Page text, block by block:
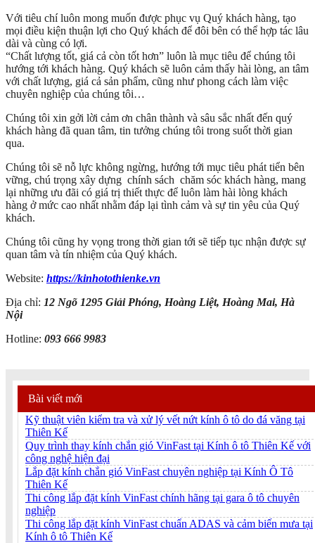
Với tiêu chí luôn mong muốn được phục vụ Quý khách hàng, tạo
mọi điều kiện thuận lợi cho Quý khách để đôi bên có thể hợp tác lâu
dài và cùng có lợi.
“Chất lượng tốt, giá cả còn tốt hơn” luôn là mục tiêu để chúng tôi
hướng tới khách hàng. Quý khách sẽ luôn cảm thấy hài lòng, an tâm
với chất lượng, giá cả sản phẩm, cũng như phong cách làm việc
chuyên nghiệp của chúng tôi…
Chúng tôi xin gởi lời cảm ơn chân thành và sâu sắc nhất đến quý
khách hàng đã quan tâm, tin tưởng chúng tôi trong suốt thời gian
qua.
Chúng tôi sẽ nỗ lực không ngừng, hướng tới mục tiêu phát tiển bên
vững, chú trọng xây dựng chính sách chăm sóc khách hàng, mang
lại những ưu đãi có giá trị thiết thực để luôn làm hài lòng khách
hàng ở mức cao nhất nhằm đáp lại tình cảm và sự tin yêu của Quý
khách.
Chúng tôi cũng hy vọng trong thời gian tới sẽ tiếp tục nhận được sự
quan tâm và tín nhiệm của Quý khách.
Website: https://kinhotothienke.vn
Địa chỉ: 12 Ngõ 1295 Giải Phóng, Hoàng Liệt, Hoàng Mai, Hà
Nội
Hotline: 093 666 9983
Bài viết mới
Kỹ thuật viên kiểm tra và xử lý vết nứt kính ô tô do đá văng tại
Thiên Kế
Quy trình thay kính chắn gió VinFast tại Kính ô tô Thiên Kế với
công nghệ hiện đại
Lắp đặt kính chắn gió VinFast chuyên nghiệp tại Kính Ô Tô
Thiên Kế
Thi công lắp đặt kính VinFast chính hãng tại gara ô tô chuyên
nghiệp
Thi công lắp đặt kính VinFast chuẩn ADAS và cảm biến mưa tại
Kính ô tô Thiên Kế